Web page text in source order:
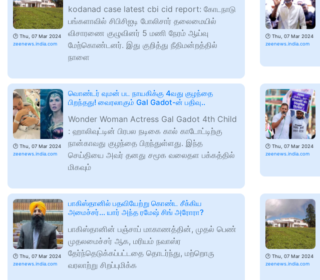
🕑 Thu, 07 Mar 2024
zeenews.india.com
kodanad case latest cbi cid report: கோடநாடு
பங்களாவில் சிபிசிஐடி போலிசார் தலைமையில்
விசாரணை குழுவினர் 5 மணி நேரம் ஆய்வு
மேற்கொண்டனர். இது குறித்து நீதிமன்றத்தில்
நாளை
🕑 Thu, 07 Mar 2024
zeenews.india.com
🕑 Thu, 07 Mar 2024
zeenews.india.com
வொண்டர் வுமன் பட நாயகிக்கு 4வது குழந்தை
பிறந்தது! வைரலாகும் Gal Gadot-ன் பதிவு..
Wonder Woman Actress Gal Gadot 4th Child
: ஹாலிவுட்டின் பிரபல நடிகை கால் காடோட்டிற்கு
நான்காவது குழந்தை பிறந்துள்ளது. இந்த
செய்தியை அவர் தனது சமூக வலைதள பக்கத்தில்
மிகவும்
🕑 Thu, 07 Mar 2024
zeenews.india.com
🕑 Thu, 07 Mar 2024
zeenews.india.com
பாகிஸ்தானில் பதவியேற்று கொண்ட சீக்கிய
அமைச்சர்... யார் அந்த ரமேஷ் சிங் அரோரா?
பாகிஸ்தானின் பஞ்சாப் மாகாணத்தின், முதல் பெண்
முதலமைச்சர் ஆக, மரியம் நவாஸ்ர
தேர்ந்தெடுக்கப்பட்டதை தொடர்ந்து, மற்றொரு
வரலாற்று சிறப்புமிக்க
🕑 Thu, 07 Mar 2024
zeenews.india.com